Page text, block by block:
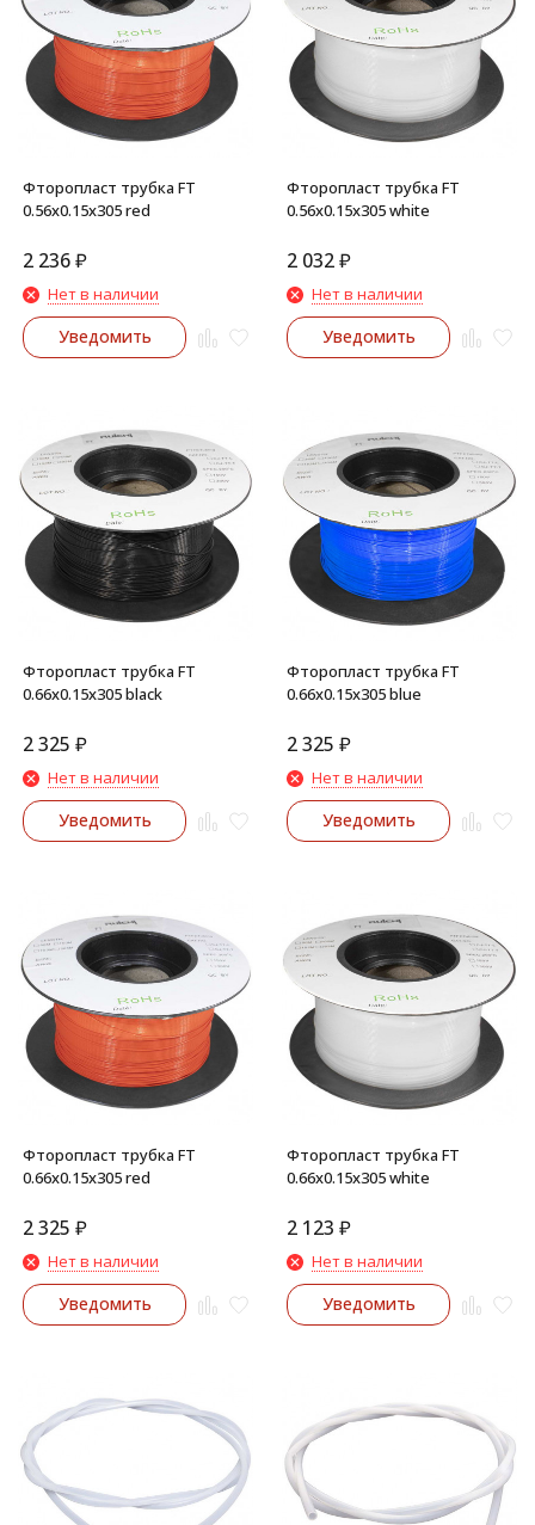
Фторопласт трубка FT
0.56x0.15x305 red
2 236₽
Нет в наличии
Уведомить
Фторопласт трубка FT
0.56x0.15x305 white
2 032₽
Нет в наличии
Уведомить
Фторопласт трубка FT
0.66x0.15x305 black
2 325 ₽
Нет в наличии
Уведомить
Фторопласт трубка FT
0.66x0.15x305 blue
2 325 ₽
Нет в наличии
Уведомить
Фторопласт трубка FT
0.66x0.15x305 red
2 325 ₽
Нет в наличии
Уведомить
Фторопласт трубка FT
0.66x0.15x305 white
2 123 ₽
Нет в наличии
Уведомить